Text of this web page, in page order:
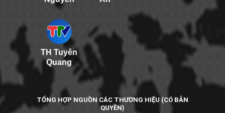
TH Tuyên
Quang
TỔNG HỢP NGUỒN CÁC THƯƠNG HIỆU (CÓ BẢN
QUYỀN)